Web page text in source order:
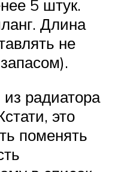
5 штук.
Длина
не
радиатора
это
поменять